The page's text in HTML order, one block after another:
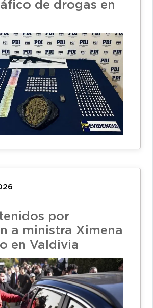
de drogas en
por
a ministra Ximena
en Valdivia